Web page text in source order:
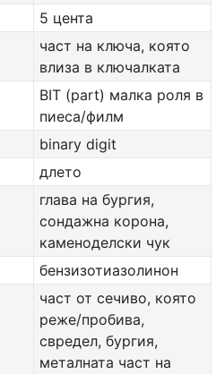
5 цента
част на ключа, която
влиза в ключалката
BIT (part) малка роля в
пиеса/филм
binary digit
длето
глава на бургия,
сондажна корона,
каменоделски чук
бензизотиазолинон
част от сечиво, която
реже/пробива,
свредел, бургия,
металната част на